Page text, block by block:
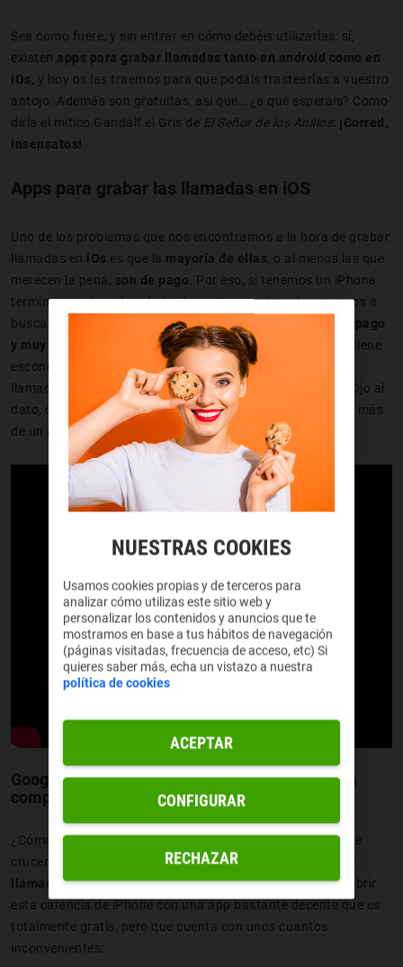
Sea como fuere, y sin entrar en cómo debéis utilizarlas: sí,
existen apps para grabar llamadas tanto en android como en
iOs , y hoy os las traemos para que podáis trastearlas a vuestro
antojo. Además son gratuitas, así que… ¿a qué esperáis? Como
diría el mítico Gandalf el Gris de El Señor de los Anillos: ¡Corred,
insensatos!
Apps para grabar las llamadas en iOS
Uno de los problemas que nos encontramos a la hora de grabar
llamadas en iOs es que la mayoría de ellas , o al menos las que
merecen la pena, son de pago . Por eso, si tenemos un iPhone
terminamos desechando la idea antes siquiera de ponernos a
buscar, ¡seguro que cuesta un dineral! Pues sí,
las hay de pago
y muy buenas
, pero lo cierto es que laApp Store
también tiene
escondidas ciertas joyitas en forma de app para grabar
llamadas gratis a las quepodemos acceder
. Ojo al
dato, que os las dejamos aquí… ¡y seguro que os sacan de más
de un apuro!
Google Voice, la app para grabar llamadas de la
competencia
¿Cómo ganarte a los usuarios de la manzanita para que se
crucen de acera? Pues haciendola única app para grabar
llamadas gratis total de toda su Store. Google decidió cubrir
esta carencia de iPhone con una app bastante decente que es
totalmente gratis, pero que cuenta con unos cuantos
inconvenientes:
NUESTRAS COOKIES
Usamos cookies propias y de terceros para
analizar cómo utilizas este sitio web y
personalizar los contenidos y anuncios que te
mostramos en base a tus hábitos de navegación
(páginas visitadas, frecuencia de acceso, etc) Si
quieres saber más, echa un vistazo a nuestra
política de cookies
RECHAZAR
ACEPTAR
CONFIGURAR